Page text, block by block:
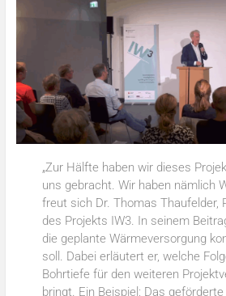
„Zur Hälfte haben wir dieses
uns gebracht. Wir haben nämlich
freut sich Dr. Thomas Thaufelder,
des Projekts IW3. In seinem
die geplante Wärmeversorgung
soll. Dabei erläutert er, welche
Bohrtiefe für den weiteren
bringt. Ein Beispiel: Das